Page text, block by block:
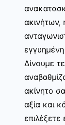
ακινήτων,
Δίνουμε
ακίνητο
αξία και
επιλέξετε